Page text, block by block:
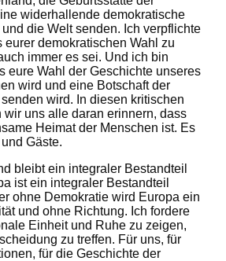
widerhallende demokratische
die Welt senden. Ich verpflichte
eurer demokratischen Wahl zu
immer es sei. Und ich bin
eure Wahl der Geschichte unseres
wird und eine Botschaft der
wird. In diesen kritischen
wir uns alle daran erinnern, dass
Heimat der Menschen ist. Es
Gäste.
bleibt ein integraler Bestandteil
ist ein integraler Bestandteil
ohne Demokratie wird Europa ein
und ohne Richtung. Ich fordere
Einheit und Ruhe zu zeigen,
zu treffen. Für uns, für
für die Geschichte der